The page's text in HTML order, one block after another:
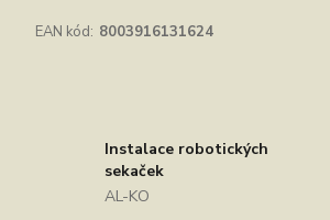
EAN kód: 8003916131624
Instalace robotických
sekaček
AL-KO